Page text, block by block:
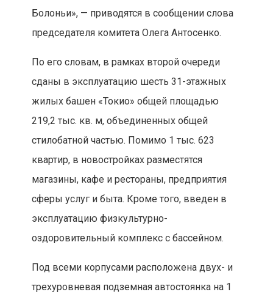
Болоньи», — приводятся в сообщении слова
председателя комитета Олега Антосенко.
По его словам, в рамках второй очереди
сданы в эксплуатацию шесть 31-этажных
жилых башен «Токио» общей площадью
219,2 тыс. кв. м, объединенных общей
стилобатной частью. Помимо 1 тыс. 623
квартир, в новостройках разместятся
магазины, кафе и рестораны, предприятия
сферы услуг и быта. Кроме того, введен в
эксплуатацию физкультурно-
оздоровительный комплекс с бассейном.
Под всеми корпусами расположена двух- и
трехуровневая подземная автостоянка на 1